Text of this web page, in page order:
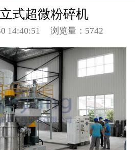
式超微粉碎机
14:40:51 浏览量：5742